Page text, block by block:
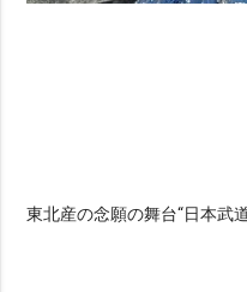
東北産の念願の舞台“日本武